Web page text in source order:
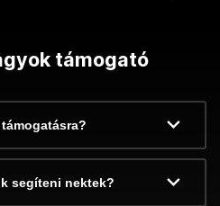
támogató
segíteni nektek?